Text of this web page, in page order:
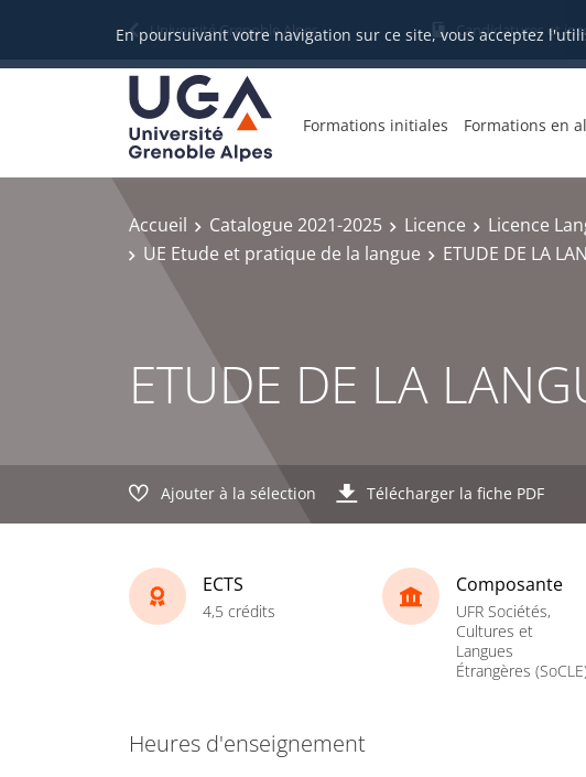
En poursuivant votre navigation sur ce site, vous acceptez
Université Grenoble Alpes Candidatures et
Formations initiales Formations en
Accueil Catalogue 2021-2025 Licence Licence
UE Etude et pratique de la langue
ETUDE DE LA
ETUDE DE LA
Ajouter à la sélection Télécharger la fiche PDF
ECTS
4,5 crédits
Composante
UFR Sociétés,
Cultures et
Langues
Étrangères
Heures d'enseignement